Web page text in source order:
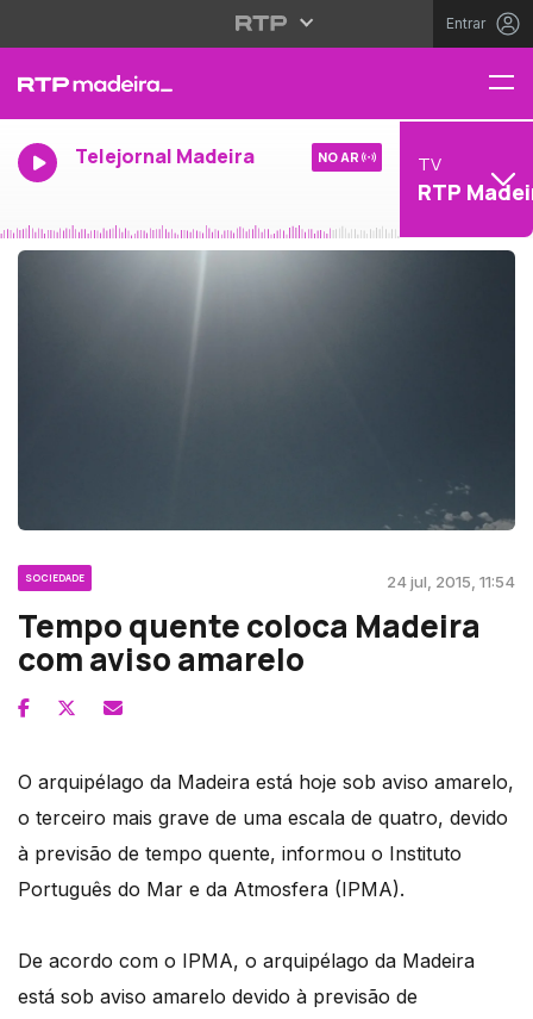
Entrar
Telejornal Madeira NO AR TV
RTP
SOCIEDADE 24 jul, 2015, 11:54
Tempo quente coloca Madeira
com aviso amarelo
O arquipélago da Madeira está hoje sob aviso amarelo,
o terceiro mais grave de uma escala de quatro, devido
à previsão de tempo quente, informou o Instituto
Português do Mar e da Atmosfera (IPMA).
De acordo com o IPMA, o arquipélago da Madeira
está sob aviso amarelo devido à previsão de